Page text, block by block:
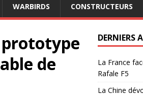
WARBIRDS CONSTRUCTEURS
de
DERNIERS
La France
Rafale F5
La Chine